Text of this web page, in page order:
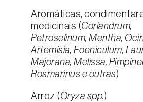
Aromáticas,
medicinais (Coriandrum,
Petroselinum, Mentha,
Artemisia, Foeniculum,
Majorana, Melissa,
Rosmarinus e outras)
Arroz (Oryza spp.)